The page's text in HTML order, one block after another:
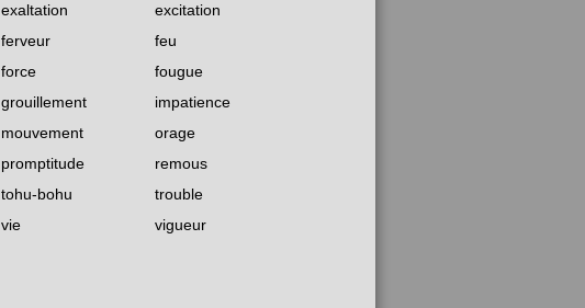
exaltation
excitation
ferveur
feu
force
fougue
grouillement
impatience
mouvement
orage
promptitude
remous
tohu-bohu
trouble
vie
vigueur